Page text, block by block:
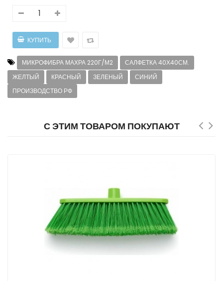
МИКРОФИБРА МАХРА 220Г/М2
САЛФЕТКА 40Х40СМ.
ЖЕЛТЫЙ
КРАСНЫЙ ЗЕЛЕНЫЙ
СИНИЙ
ПРОИЗВОДСТВО РФ
С ЭТИМ ТОВАРОМ ПОКУПАЮТ